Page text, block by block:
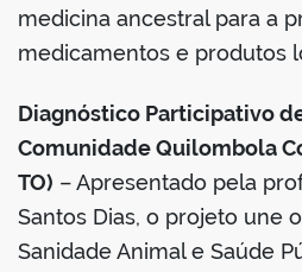
medicina ancestral para a
medicamentos e produtos
Diagnóstico Participativo
Comunidade Quilombola
TO) – Apresentado pela
Santos Dias, o projeto une
Sanidade Animal e Saúde